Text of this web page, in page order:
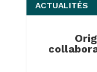
ACTUALITÉS